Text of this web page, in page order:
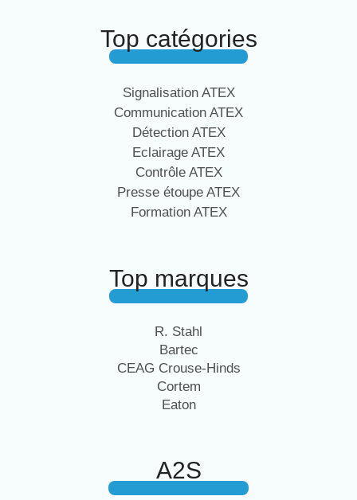
Top catégories
Signalisation ATEX
Communication ATEX
Détection ATEX
Eclairage ATEX
Contrôle ATEX
Presse étoupe ATEX
Formation ATEX
Top marques
R. Stahl
Bartec
CEAG Crouse-Hinds
Cortem
Eaton
A2S